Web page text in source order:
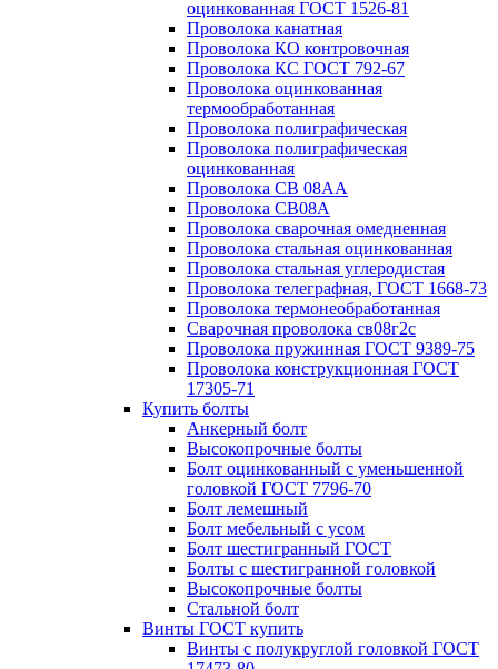
оцинкованная ГОСТ 1526-81
Проволока канатная
Проволока КО контровочная
Проволока КС ГОСТ 792-67
Проволока оцинкованная
термообработанная
Проволока полиграфическая
Проволока полиграфическая
оцинкованная
Проволока СВ 08АА
Проволока СВ08А
Проволока сварочная омедненная
Проволока стальная оцинкованная
Проволока стальная углеродистая
Проволока телеграфная, ГОСТ 1668-73
Проволока термонеобработанная
Сварочная проволока св08г2с
Проволока пружинная ГОСТ 9389-75
Проволока конструкционная ГОСТ
17305-71
Купить болты
Анкерный болт
Высокопрочные болты
Болт оцинкованный с уменьшенной
головкой ГОСТ 7796-70
Болт лемешный
Болт мебельный с усом
Болт шестигранный ГОСТ
Болты с шестигранной головкой
Высокопрочные болты
Стальной болт
Винты ГОСТ купить
Винты с полукруглой головкой ГОСТ